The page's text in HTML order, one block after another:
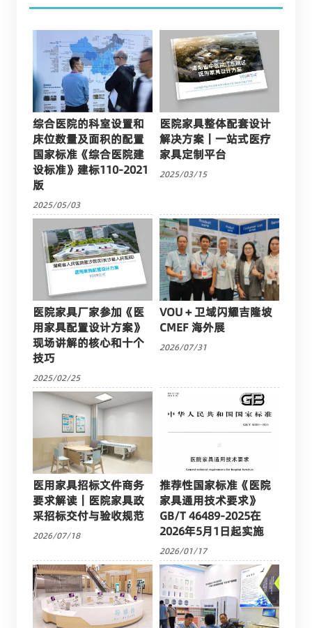
综合医院的科室设置和
床位数量及面积的配置
国家标准《综合医院建
设标准》建标110-2021
版
2025/05/03
医院家具整体配套设计
解决方案｜一站式医疗
家具定制平台
2025/03/15
医院家具厂家参加《医
用家具配置设计方案》
现场讲解的核心和十个
技巧
2025/02/25
VOU + 卫域闪耀吉隆坡
CMEF 海外展
2026/07/31
医用家具招标文件商务
要求解读｜医院家具政
采招标交付与验收规范
2026/07/18
推荐性国家标准《医院
家具通用技术要求》
GB/T 46489-2025在
2026年5月1日起实施
2026/01/17